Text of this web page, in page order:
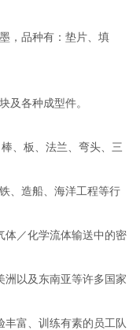
，品种有：垫片、填
各种成型件。
、板、法兰、弯头、三
、造船、海洋工程等行
体／化学流体输送中的密
洲以及东南亚等许多国家
富、训练有素的员工队